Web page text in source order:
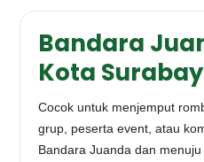
Bandara
Kota
Cocok untuk menjemput
grup, peserta event, atau
Bandara Juanda dan